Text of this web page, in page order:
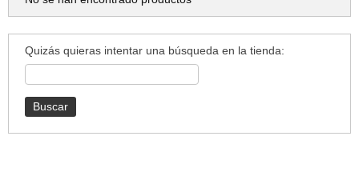
Quizás quieras intentar una búsqueda en la tienda: